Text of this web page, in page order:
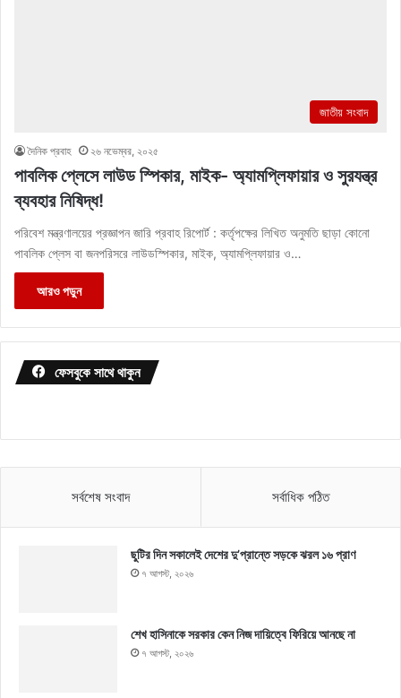
জাতীয় সংবাদ
দৈনিক প্রবাহ ২৬ নভেম্বর, ২০২৫
পাবলিক প্লেসে লাউড স্পিকার, মাইক- অ্যামপ্লিফায়ার ও সুরযন্ত্র
ব্যবহার নিষিদ্ধ!
পরিবেশ মন্ত্রণালয়ের প্রজ্ঞাপন জারি প্রবাহ রিপোর্ট : কর্তৃপক্ষের লিখিত অনুমতি ছাড়া কোনো
পাবলিক প্লেস বা জনপরিসরে লাউডস্পিকার, মাইক, অ্যামপ্লিফায়ার ও…
আরও পড়ুন
ফেসবুকে সাথে থাকুন
সর্বশেষ সংবাদ সর্বাধিক পঠিত
ছুটির দিন সকালেই দেশের দু’প্রান্তে সড়কে ঝরল ১৬ প্রাণ
৭ আগস্ট, ২০২৬
শেখ হাসিনাকে সরকার কেন নিজ দায়িত্বে ফিরিয়ে আনছে না
৭ আগস্ট, ২০২৬